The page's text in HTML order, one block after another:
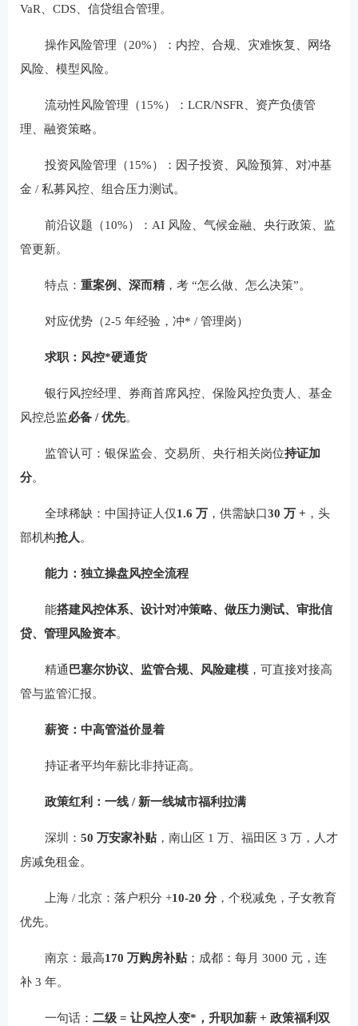
VaR、CDS、信贷组合管理。
操作风险管理（20%）：内控、合规、灾难恢复、网络
风险、模型风险。
流动性风险管理（15%）：LCR/NSFR、资产负债管
理、融资策略。
投资风险管理（15%）：因子投资、风险预算、对冲基
金 / 私募风控、组合压力测试。
前沿议题（10%）：AI 风险、气候金融、央行政策、监
管更新。
特点： 重案例、深而精，考 “怎么做、怎么决策”。
对应优势（2-5 年经验，冲* / 管理岗）
求职：风控*硬通货
银行风控经理、券商首席风控、保险风控负责人、基金
风控总监必备 / 优先。
监管认可：银保监会、交易所、央行相关岗位持证加
分。
全球稀缺：中国持证人仅1.6 万，供需缺口30 万 + ，头
部机构抢人 。
能力：独立操盘风控全流程
能搭建风控体系、设计对冲策略、做压力测试、审批信
贷、管理风险资本。
精通巴塞尔协议、监管合规、风险建模，可直接对接高
管与监管汇报。
薪资：中高管溢价显着
持证者平均年薪比非持证高。
政策红利：一线 / 新一线城市福利拉满
深圳： 50 万安家补贴，南山区 1 万、福田区 3 万，人才
房减免租金。
上海 / 北京：落户积分 +10-20 分，个税减免，子女教育
优先。
南京：最高170 万购房补贴；成都：每月 3000 元，连
补 3 年。
一句话： 二级 = 让风控人变*，升职加薪 + 政策福利双